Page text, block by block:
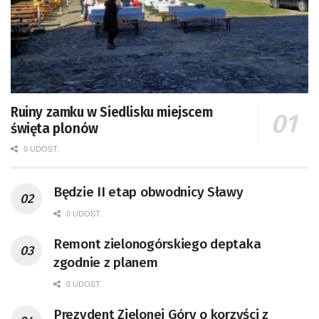
Ruiny zamku w Siedlisku miejscem
święta plonów
0 UDOST.
Będzie II etap obwodnicy Sławy
0 UDOST.
Remont zielonogórskiego deptaka
zgodnie z planem
0 UDOST.
Prezydent Zielonej Góry o korzyści z